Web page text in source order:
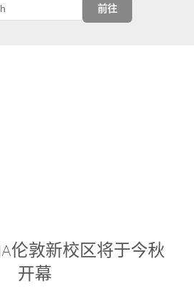
前往
伦敦新校区将于今秋
开幕